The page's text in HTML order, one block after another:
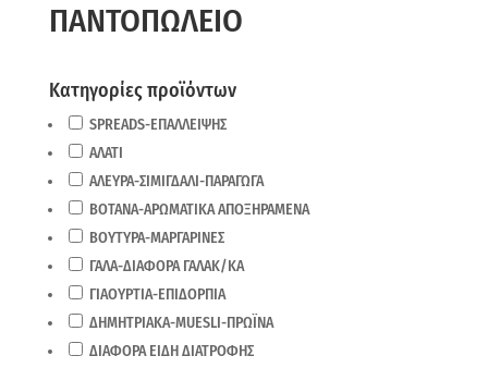
ΠΑΝΤΟΠΩΛΕΙΟ
Κατηγορίες προϊόντων
SPREADS-ΕΠΑΛΛΕΙΨΗΣ
ΑΛΑΤΙ
ΑΛΕΥΡΑ-ΣΙΜΙΓΔΑΛΙ-ΠΑΡΑΓΩΓΑ
ΒΟΤΑΝΑ-ΑΡΩΜΑΤΙΚΑ ΑΠΟΞΗΡΑΜΕΝΑ
ΒΟΥΤΥΡΑ-ΜΑΡΓΑΡΙΝΕΣ
ΓΑΛΑ-ΔΙΑΦΟΡΑ ΓΑΛΑΚ/ΚΑ
ΓΙΑΟΥΡΤΙΑ-ΕΠΙΔΟΡΠΙΑ
ΔΗΜΗΤΡΙΑΚΑ-MUESLI-ΠΡΩΪΝΑ
ΔΙΑΦΟΡΑ ΕΙΔΗ ΔΙΑΤΡΟΦΗΣ